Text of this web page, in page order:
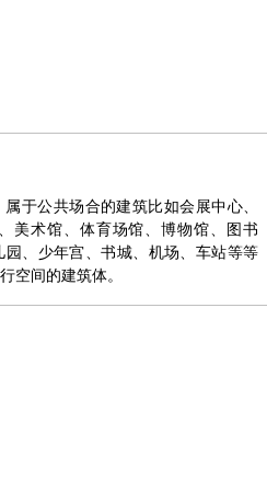
于公共场合的建筑比如会展中心、
美术馆、体育场馆、博物馆、图书
、少年宫、书城、机场、车站等等
空间的建筑体。